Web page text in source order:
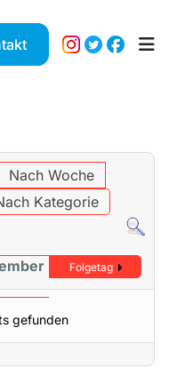
Nach Woche
Kategorie
Folgetag
gefunden